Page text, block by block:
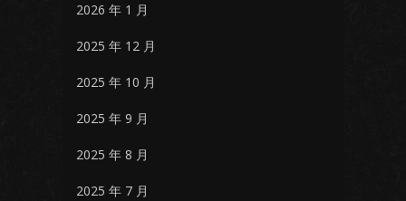
2026 年 1 月
2025 年 12 月
2025 年 10 月
2025 年 9 月
2025 年 8 月
2025 年 7 月